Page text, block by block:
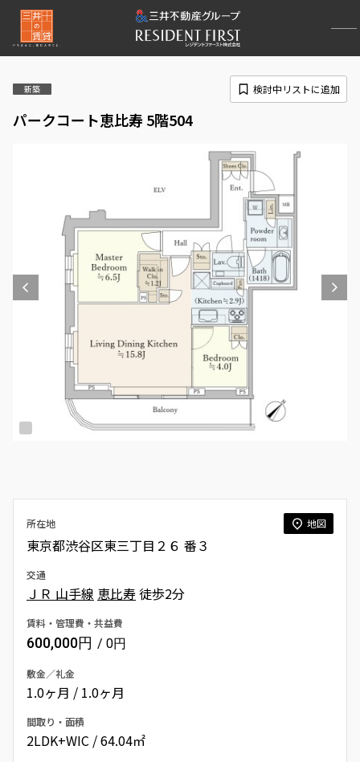
新築
パークコート恵比寿 5階504
検討中リストに追加
所在地 地図
東京都渋谷区東三丁目２６ 番３
交通
ＪＲ 山手線 恵比寿徒歩2分
賃料・管理費・共益費
600,000円 / 0円
敷金／礼金
1.0ヶ月 / 1.0ヶ月
間取り・面積
2LDK+WIC / 64.04㎡